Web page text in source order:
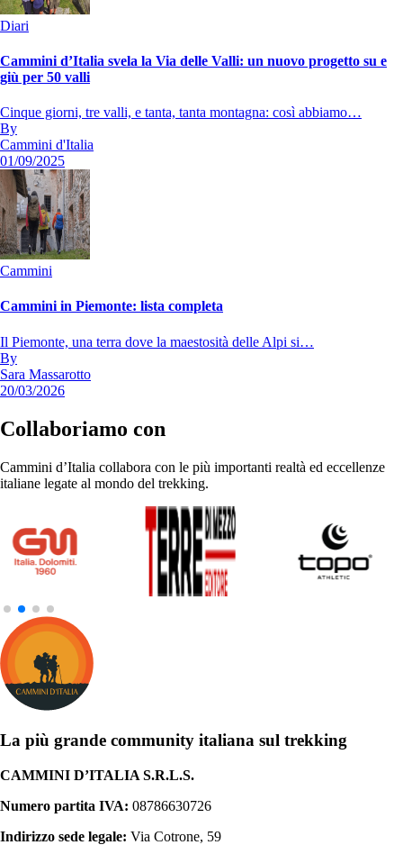
Diari
Cammini d’Italia svela la Via delle Valli: un nuovo progetto su e
giù per 50 valli
Cinque giorni, tre valli, e tanta, tanta montagna: così abbiamo…
By
Cammini d'Italia
01/09/2025
Cammini
Cammini in Piemonte: lista completa
Il Piemonte, una terra dove la maestosità delle Alpi si…
By
Sara Massarotto
20/03/2026
Collaboriamo con
Cammini d’Italia collabora con le più importanti realtà ed eccellenze
italiane legate al mondo del trekking.
La più grande community italiana sul trekking
CAMMINI D’ITALIA S.R.L.S.
Numero partita IVA: 08786630726
Indirizzo sede legale: Via Cotrone, 59